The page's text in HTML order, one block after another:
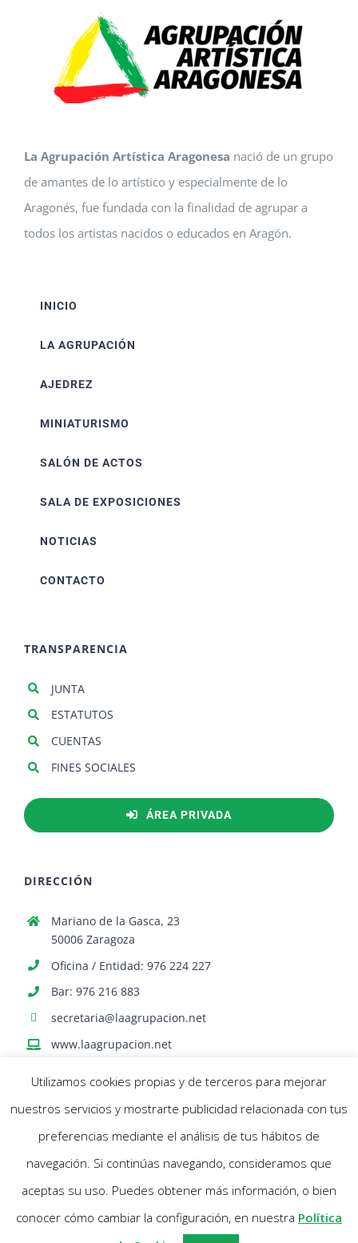
La Agrupación Artística Aragonesa nació de un grupo
de amantes de lo artístico y especialmente de lo
Aragonés, fue fundada con la finalidad de agrupar a
todos los artistas nacidos o educados en Aragón.
INICIO
LA AGRUPACIÓN
AJEDREZ
MINIATURISMO
SALÓN DE ACTOS
SALA DE EXPOSICIONES
NOTICIAS
CONTACTO
TRANSPARENCIA
JUNTA
ESTATUTOS
CUENTAS
FINES SOCIALES
ÁREA PRIVADA
DIRECCIÓN
Mariano de la Gasca, 23
50006 Zaragoza
Oficina / Entidad: 976 224 227
Bar: 976 216 883
secretaria@laagrupacion.net
www.laagrupacion.net
© Agrupación Artística Aragonesa | Todos los derechos reservados |
Política Cookies- Aviso Legal |Diseño web Netymedia
Facebook
X Instagram
Utilizamos cookies propias y de terceros para mejorar
nuestros servicios y mostrarte publicidad relacionada con tus
preferencias mediante el análisis de tus hábitos de
navegación. Si continúas navegando, consideramos que
aceptas su uso. Puedes obtener más información, o bien
conocer cómo cambiar la configuración, en nuestra Política